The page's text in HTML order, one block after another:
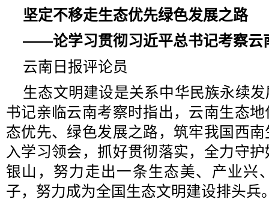
坚定不移走生态优先绿色发展之路
​——论学习贯彻习近平总书记考察云
云南日报评论员
生态文明建设是关系中华民族永续
书记亲临云南考察时指出，云南生态
态优先、绿色发展之路，筑牢我国西
入学习领会，抓好贯彻落实，全力守
银山，努力走出一条生态美、产业兴
子，努力成为全国生态文明建设排头兵